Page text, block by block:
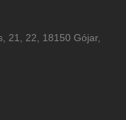
21, 22, 18150 Gójar,